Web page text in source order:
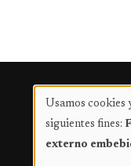
Uso
de
Usamos cookies
siguientes fines:
externo